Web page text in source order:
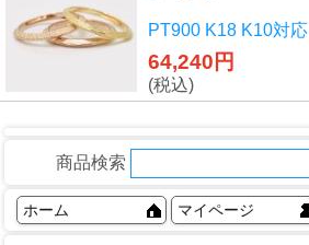
PT900 K18 K10対応
64,240円
(税込)
商品検索
ホーム マイページ